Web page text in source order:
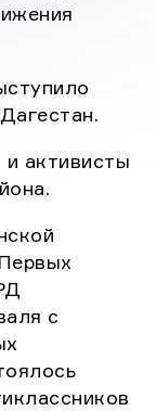
[…]
активисты
с